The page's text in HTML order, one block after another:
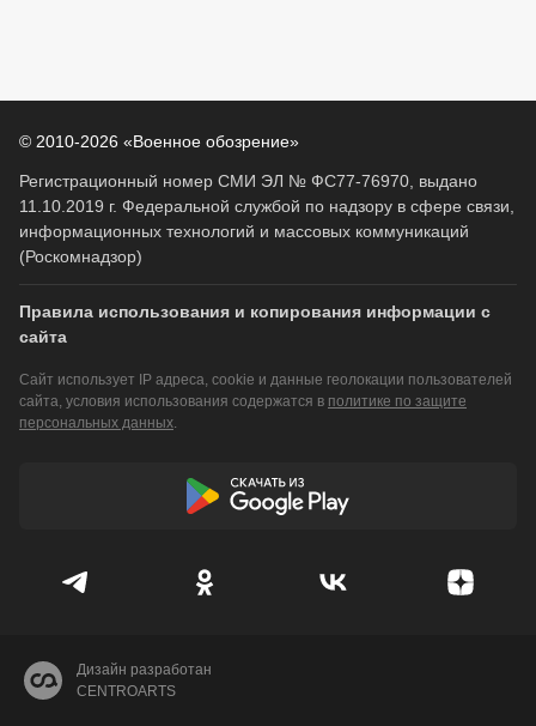
© 2010-2026 «Военное обозрение»
Регистрационный номер СМИ ЭЛ № ФС77-76970, выдано
11.10.2019 г. Федеральной службой по надзору в сфере связи,
информационных технологий и массовых коммуникаций
(Роскомнадзор)
Правила использования и копирования информации с
сайта
Сайт использует IP адреса, cookie и данные геолокации пользователей
сайта, условия использования содержатся в политике по защите
персональных данных.
Дизайн разработан
CENTROARTS